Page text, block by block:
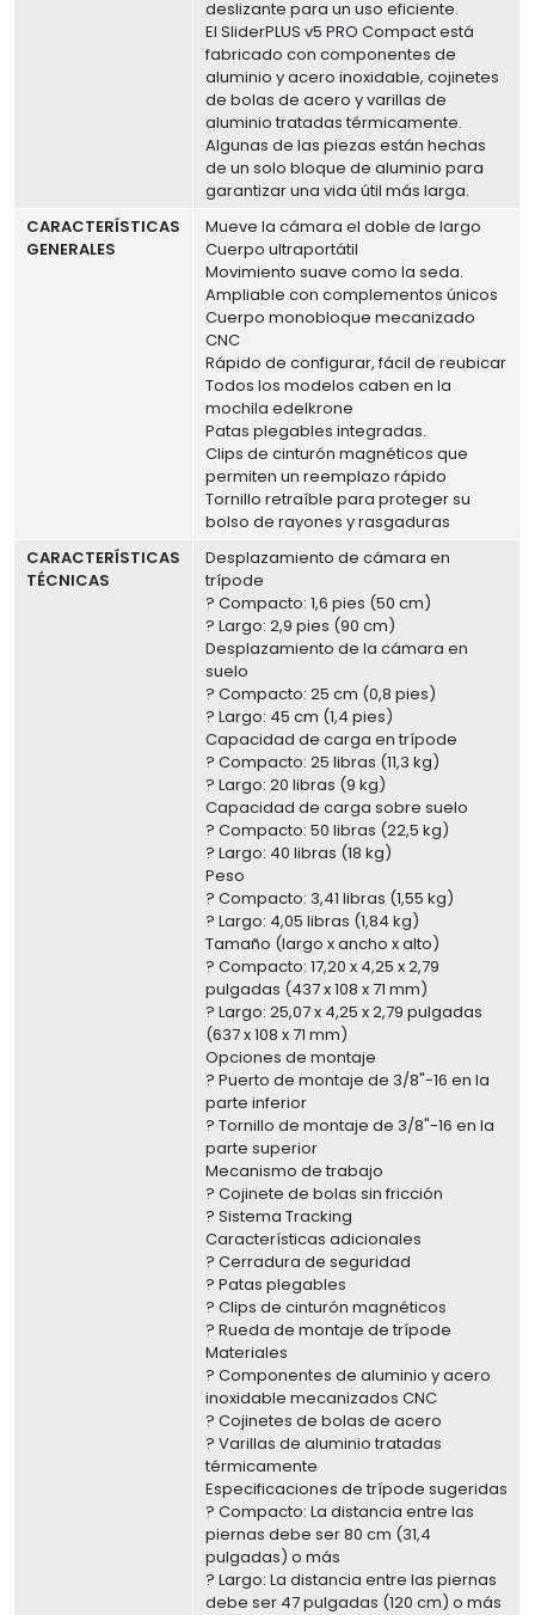
deslizante para un uso eficiente.
El SliderPLUS v5 PRO Compact está
fabricado con componentes de
aluminio y acero inoxidable, cojinetes
de bolas de acero y varillas de
aluminio tratadas térmicamente.
Algunas de las piezas están hechas
de un solo bloque de aluminio para
garantizar una vida útil más larga.
CARACTERÍSTICAS
GENERALES
Mueve la cámara el doble de largo
Cuerpo ultraportátil
Movimiento suave como la seda.
Ampliable con complementos únicos
Cuerpo monobloque mecanizado
CNC
Rápido de configurar, fácil de reubicar
Todos los modelos caben en la
mochila edelkrone
Patas plegables integradas.
Clips de cinturón magnéticos que
permiten un reemplazo rápido
Tornillo retraíble para proteger su
bolso de rayones y rasgaduras
CARACTERÍSTICAS
TÉCNICAS
Desplazamiento de cámara en
trípode
? Compacto: 1,6 pies (50 cm)
? Largo: 2,9 pies (90 cm)
Desplazamiento de la cámara en
suelo
? Compacto: 25 cm (0,8 pies)
? Largo: 45 cm (1,4 pies)
Capacidad de carga en trípode
? Compacto: 25 libras (11,3 kg)
? Largo: 20 libras (9 kg)
Capacidad de carga sobre suelo
? Compacto: 50 libras (22,5 kg)
? Largo: 40 libras (18 kg)
Peso
? Compacto: 3,41 libras (1,55 kg)
? Largo: 4,05 libras (1,84 kg)
Tamaño (largo x ancho x alto)
? Compacto: 17,20 x 4,25 x 2,79
pulgadas (437 x 108 x 71 mm)
? Largo: 25,07 x 4,25 x 2,79 pulgadas
(637 x 108 x 71 mm)
Opciones de montaje
? Puerto de montaje de 3/8"-16 en la
parte inferior
? Tornillo de montaje de 3/8"-16 en la
parte superior
Mecanismo de trabajo
? Cojinete de bolas sin fricción
? Sistema Tracking
Características adicionales
? Cerradura de seguridad
? Patas plegables
? Clips de cinturón magnéticos
? Rueda de montaje de trípode
Materiales
? Componentes de aluminio y acero
inoxidable mecanizados CNC
? Cojinetes de bolas de acero
? Varillas de aluminio tratadas
térmicamente
Especificaciones de trípode sugeridas
? Compacto: La distancia entre las
piernas debe ser 80 cm (31,4
pulgadas) o más
? Largo: La distancia entre las piernas
debe ser 47 pulgadas (120 cm) o más